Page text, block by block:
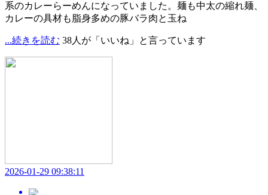
系のカレーらーめんになっていました。麺も中太の縮れ麺、
カレーの具材も脂身多めの豚バラ肉と玉ね
...続きを読む 38人が「いいね」と言っています
2026-01-29 09:38:11